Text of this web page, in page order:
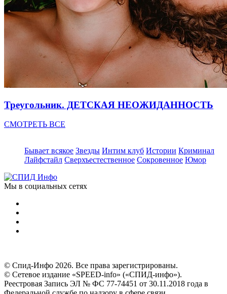
Треугольник. ДЕТСКАЯ НЕОЖИДАННОСТЬ
СМОТРЕТЬ ВСЕ
Бывает всякое Звезды Интим клуб Истории Криминал
Лайфстайл Сверхъестественное Сокровенное Юмор
Мы в социальных сетях
© Спид-Инфо 2026. Все права зарегистрированы.
© Сетевое издание «SPEED-info» («СПИД-инфо»).
Реестровая Запись ЭЛ № ФС 77-74451 от 30.11.2018 года в